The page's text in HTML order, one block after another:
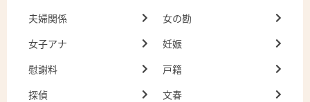
夫婦関係
女の勘
女子アナ
妊娠
慰謝料
戸籍
探偵
文春